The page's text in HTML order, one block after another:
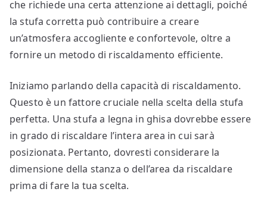
che richiede una certa attenzione ai dettagli, poiché
la stufa corretta può contribuire a creare
un’atmosfera accogliente e confortevole, oltre a
fornire un metodo di riscaldamento efficiente.
Iniziamo parlando della capacità di riscaldamento.
Questo è un fattore cruciale nella scelta della stufa
perfetta. Una stufa a legna in ghisa dovrebbe essere
in grado di riscaldare l’intera area in cui sarà
posizionata. Pertanto, dovresti considerare la
dimensione della stanza o dell’area da riscaldare
prima di fare la tua scelta.